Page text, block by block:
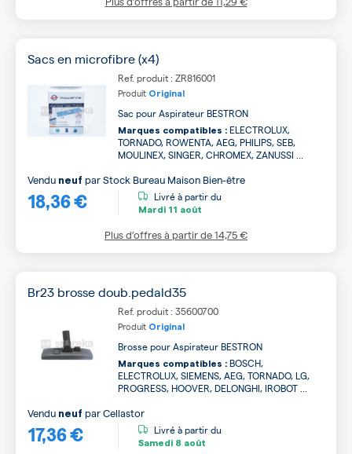
Sacs en microfibre (x4)
Ref. produit : ZR816001
Produit Original
Sac pour Aspirateur BESTRON
Marques compatibles : ELECTROLUX,
TORNADO, ROWENTA, AEG, PHILIPS, SEB,
MOULINEX, SINGER, CHROMEX, ZANUSSI ...
18,36 €
Vendu neuf parStock Bureau Maison Bien-être
Livré à partir du
Mardi 11 août
Plus d’offres à partir de14,75 €
Br23 brosse doub.pedald35
Ref. produit : 35600700
Produit Original
Brosse pour Aspirateur BESTRON
Marques compatibles : BOSCH,
ELECTROLUX, SIEMENS, AEG, TORNADO, LG,
PROGRESS, HOOVER, DELONGHI, IROBOT ...
17,36 €
Vendu neuf parCellastor
Livré à partir du
Samedi 8 août